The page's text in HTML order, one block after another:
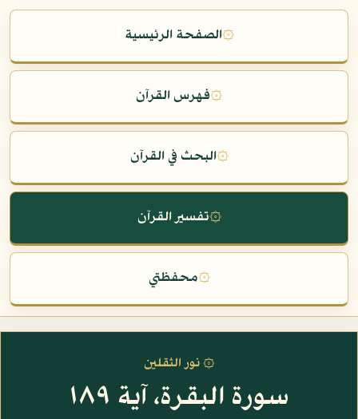
۞الصفحة الرئيسية
۞فهرس القرآن
۞البحث في القرآن
۞تفسير القرآن
۞محفظتي
۞ نور الثقلين
سورة البقرة، آية ١٨٩